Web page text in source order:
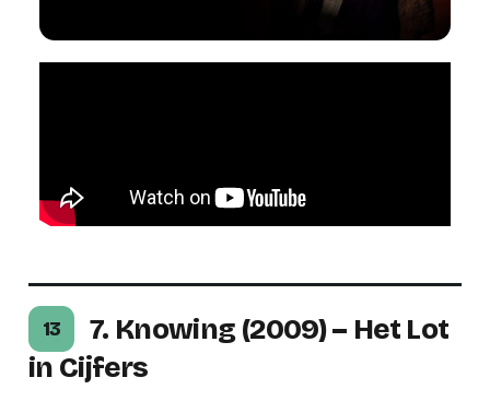
13
7. Knowing (2009) – Het Lot
in Cijfers